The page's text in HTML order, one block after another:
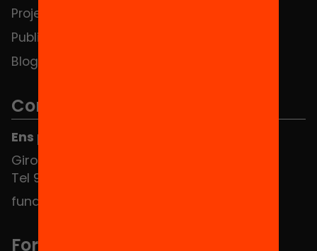
Projectes
Publicacions i vídeos
Blog
Contacte
Ens pots trobar al Hub Social
Girona 34, interior 08010 Barcelona
Tel 934 588 700
fundacio@equitat.org
Formem part de...